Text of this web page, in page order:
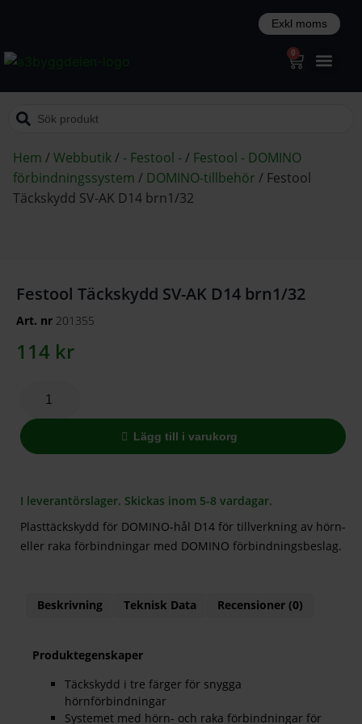
0
Hem /Webbutik/ - Festool -/ Festool - DOMINO
förbindningssystem / DOMINO-tillbehör / Festool
Täckskydd SV-AK D14 brn1/32
Festool Täckskydd SV-AK D14 brn1/32
Art. nr 201355
114 kr
Lägg till i varukorg
I leverantörslager. Skickas inom 5-8 vardagar.
Plasttäckskydd för DOMINO-hål D14 för tillverkning av hörn-
eller raka förbindningar med DOMINO förbindningsbeslag.
Beskrivning Teknisk Data Recensioner (0)
Produktegenskaper
Täckskydd i tre färger för snygga
hörnförbindningar
Systemet med hörn- och raka förbindningar för